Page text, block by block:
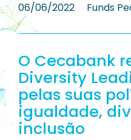
06/06/2022 Funds
O Cecabank
Diversity
pelas suas
igualdade,
inclusão